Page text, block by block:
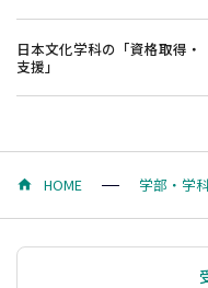
日本文化学科の「資格取得・
支援」
HOME 学部・学